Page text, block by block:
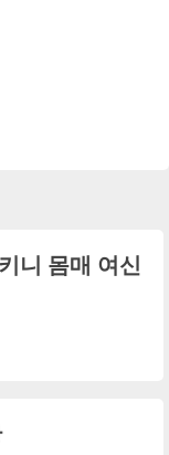
니 몸매 여신